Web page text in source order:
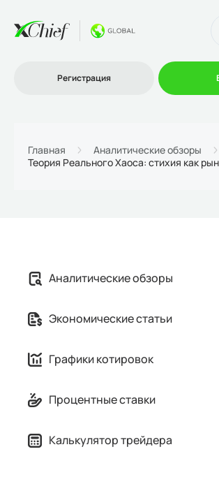
Партнеру
Регистрация
Главная
Аналитические обзоры
Теория Реального Хаоса: стихия как
Аналитические обзоры
Экономические статьи
Графики котировок
Процентные ставки
Калькулятор трейдера